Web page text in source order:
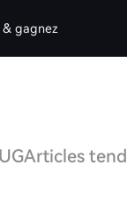
& gagnez
Articles